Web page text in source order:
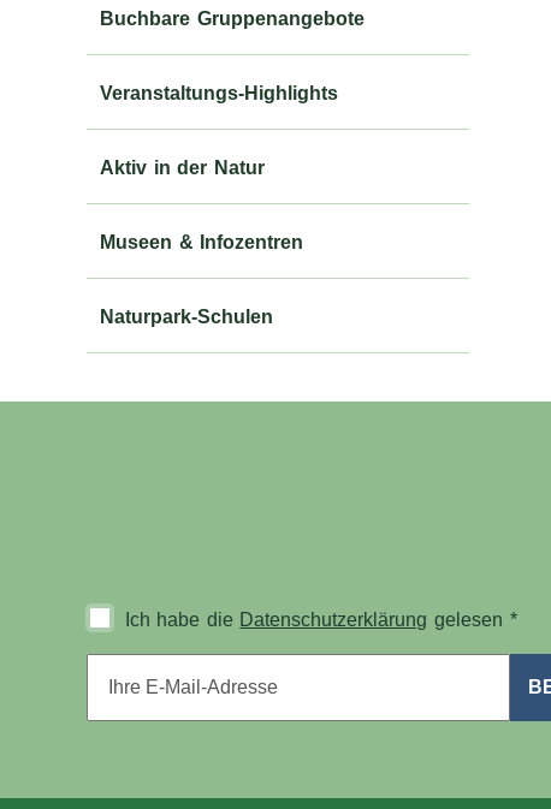
Buchbare Gruppenangebote
Veranstaltungs-Highlights
Aktiv in der Natur
Museen & Infozentren
Naturpark-Schulen
Ich habe die Datenschutzerklärung gelesen *
E-Mail-Adresse*